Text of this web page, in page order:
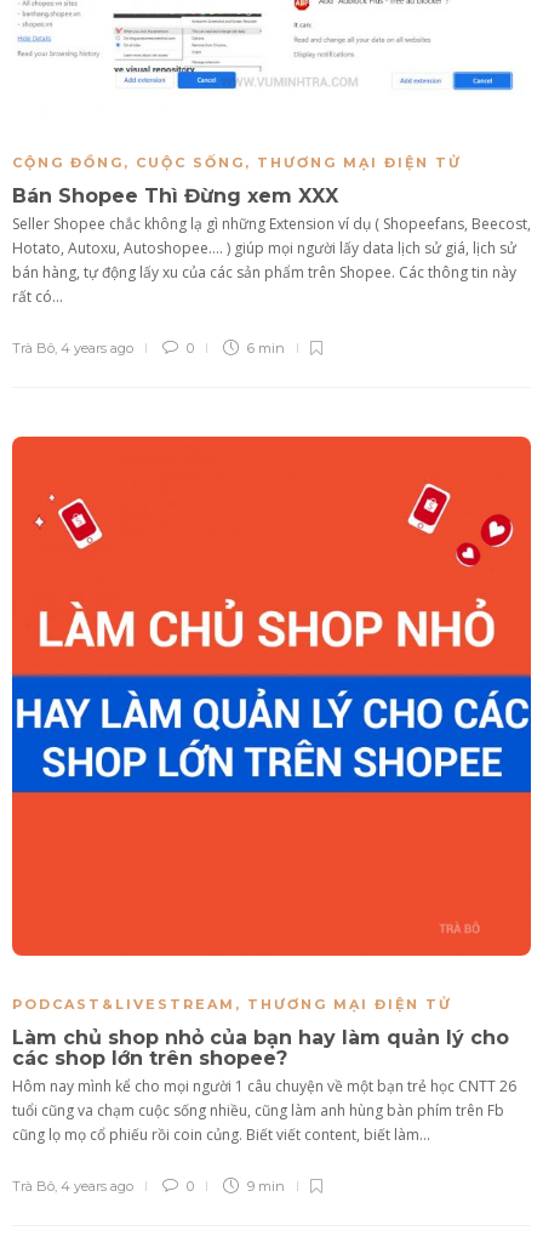
CỘNG ĐỒNG , CUỘC SỐNG , THƯƠNG MẠI ĐIỆN TỬ
Bán Shopee Thì Đừng xem XXX
Seller Shopee chắc không lạ gì những Extension ví dụ ( Shopeefans, Beecost,
Hotato, Autoxu, Autoshopee…. ) giúp mọi người lấy data lịch sử giá, lịch sử
bán hàng, tự động lấy xu của các sản phẩm trên Shopee. Các thông tin này
rất có...
Trà Bô, 4 years ago 0 6 min
PODCAST&LIVESTREAM , THƯƠNG MẠI ĐIỆN TỬ
Làm chủ shop nhỏ của bạn hay làm quản lý cho
các shop lớn trên shopee?
Hôm nay mình kể cho mọi người 1 câu chuyện về một bạn trẻ học CNTT 26
tuổi cũng va chạm cuộc sống nhiều, cũng làm anh hùng bàn phím trên Fb
cũng lọ mọ cổ phiếu rồi coin củng. Biết viết content, biết làm...
Trà Bô, 4 years ago 0 9 min